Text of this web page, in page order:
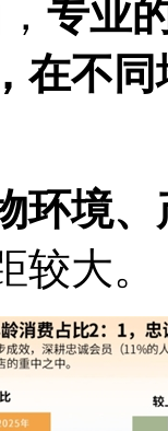
专业
在不
环境
较大。